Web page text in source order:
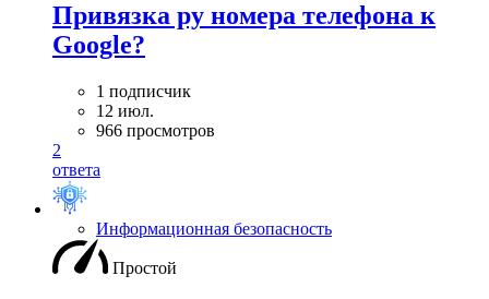
Привязка ру номера телефона к
Google?
1 подписчик
12 июл.
966 просмотров
2
ответа
Информационная безопасность
Простой